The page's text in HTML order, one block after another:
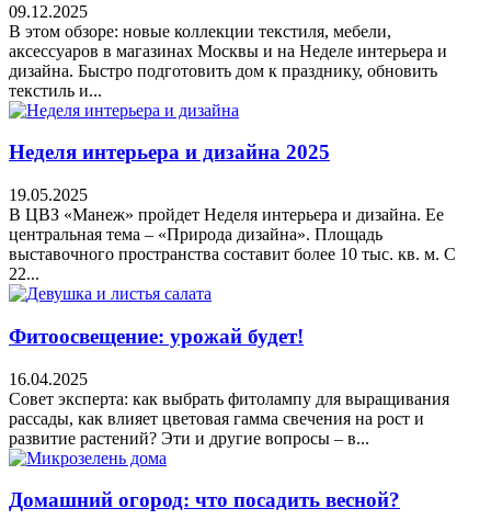
09.12.2025
В этом обзоре: новые коллекции текстиля, мебели,
аксессуаров в магазинах Москвы и на Неделе интерьера и
дизайна. Быстро подготовить дом к празднику, обновить
текстиль и...
Неделя интерьера и дизайна 2025
19.05.2025
В ЦВЗ «Манеж» пройдет Неделя интерьера и дизайна. Ее
центральная тема – «Природа дизайна». Площадь
выставочного пространства составит более 10 тыс. кв. м. С
22...
Фитоосвещение: урожай будет!
16.04.2025
Совет эксперта: как выбрать фитолампу для выращивания
рассады, как влияет цветовая гамма свечения на рост и
развитие растений? Эти и другие вопросы – в...
Домашний огород: что посадить весной?